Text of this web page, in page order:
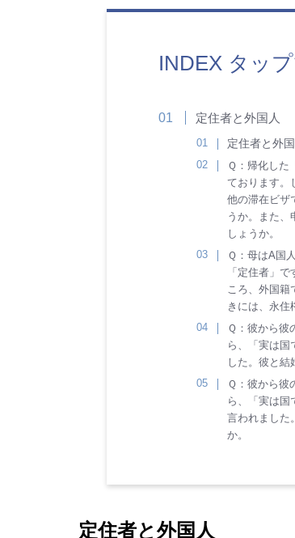
INDEX タッ
定住者と外国人
定住者と外
Ｑ：帰化した
ております。
他の滞在ビザ
うか。また、
しょうか。
Ｑ：母はA国
「定住者」
ころ、外国籍
きには、永住
Ｑ：彼から彼
ら、「実は国
した。彼と結
Ｑ：彼から彼
ら、「実は国
言われました
か。
定住者と外国人